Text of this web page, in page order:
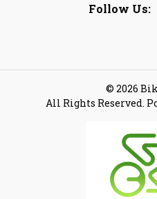
Follow Us:
© 2026
All Rights Reserved.